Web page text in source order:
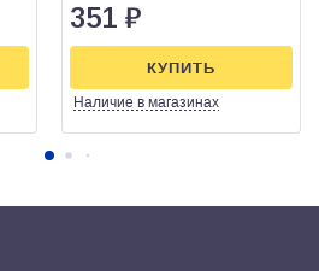
351 ₽
Наличие в магазинах
КУПИТЬ